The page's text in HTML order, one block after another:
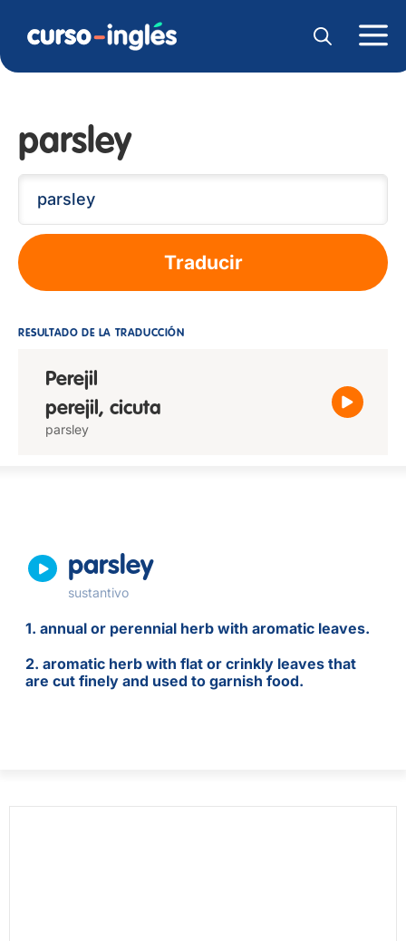
parsley
Traducir
RESULTADO DE LA TRADUCCIÓN
Perejil
perejil, cicuta
parsley
parsley
sustantivo
1. annual or perennial herb with aromatic leaves.
2. aromatic herb with flat or crinkly leaves that
are cut finely and used to garnish food.